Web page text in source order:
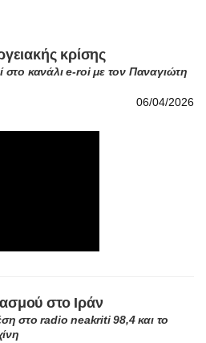
κρίσης
στο κανάλι e-roi με τον Παναγιώτη
06/04/2026
στο Ιράν
στο radio neakriti 98,4 και το